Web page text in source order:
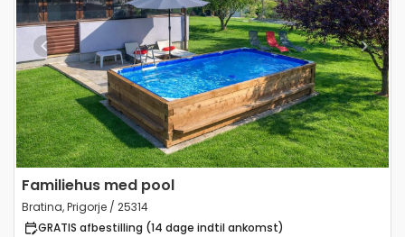
Previous Next
Familiehus med pool
Bratina, Prigorje / 25314
GRATIS afbestilling (14 dage indtil ankomst)